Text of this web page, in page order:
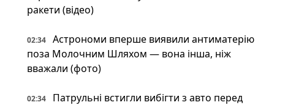
ракети (відео)
02:34
Астрономи вперше виявили антиматерію
поза Молочним Шляхом — вона інша, ніж
вважали (фото)
02:34
Патрульні встигли вибігти з авто перед